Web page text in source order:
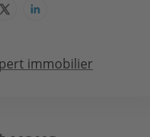
immobilier